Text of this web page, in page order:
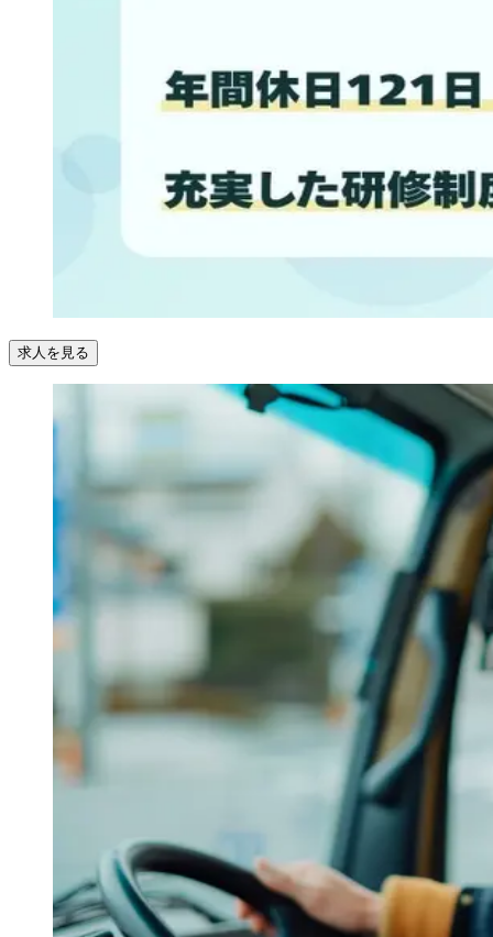
求人を見る